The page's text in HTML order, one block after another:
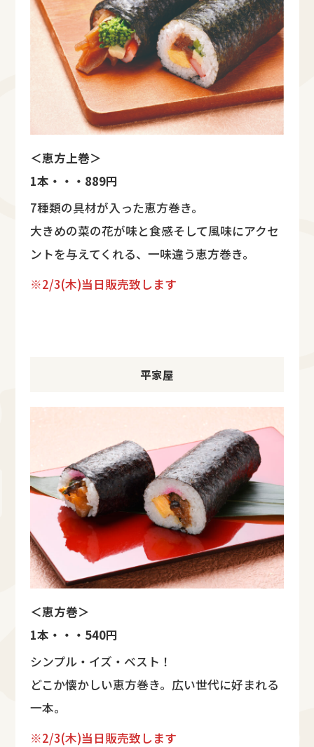
＜恵方上巻＞
1本・・・889円
7種類の具材が入った恵方巻き。
大きめの菜の花が味と食感そして風味にアクセ
ントを与えてくれる、一味違う恵方巻き。
※2/3(木)当日販売致します
平家屋
＜恵方巻＞
1本・・・540円
シンプル・イズ・ベスト！
どこか懐かしい恵方巻き。広い世代に好まれる
一本。
※2/3(木)当日販売致します